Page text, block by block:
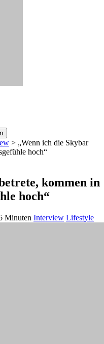
> „Wenn ich die Skybar
hoch“
kommen in
hoch“
Minuten Interview Lifestyle